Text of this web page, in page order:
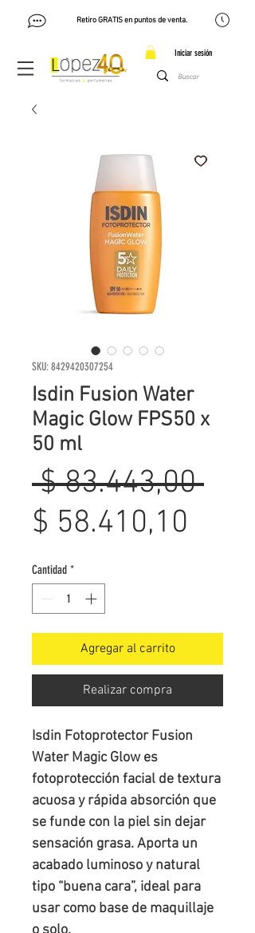
Retiro GRATIS en puntos de venta.
Iniciar sesión
SKU: 8429420307254
Isdin Fusion Water
Magic Glow FPS50 x
50 ml
$ 83.443,00
$ 58.410,10
Cantidad *
Agregar al carrito
Realizar compra
Isdin Fotoprotector Fusion
Water Magic Glow es
fotoprotección facial de textura
acuosa y rápida absorción que
se funde con la piel sin dejar
sensación grasa. Aporta un
acabado luminoso y natural
tipo “buena cara”, ideal para
usar como base de maquillaje